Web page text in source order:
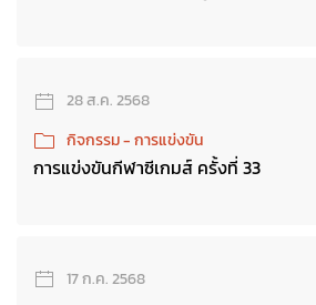
28 ส.ค. 2568
กิจกรรม - การแข่งขัน
การแข่งขันกีฬาซีเกมส์ ครั้งที่ 33
17 ก.ค. 2568